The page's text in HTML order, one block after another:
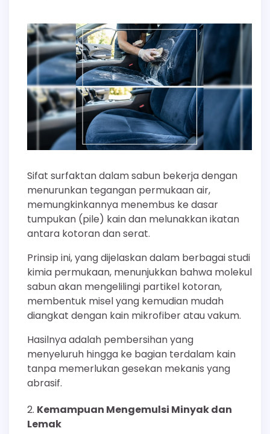
Sifat surfaktan dalam sabun bekerja dengan
menurunkan tegangan permukaan air,
memungkinkannya menembus ke dasar
tumpukan (pile) kain dan melunakkan ikatan
antara kotoran dan serat.
Prinsip ini, yang dijelaskan dalam berbagai studi
kimia permukaan, menunjukkan bahwa molekul
sabun akan mengelilingi partikel kotoran,
membentuk misel yang kemudian mudah
diangkat dengan kain mikrofiber atau vakum.
Hasilnya adalah pembersihan yang
menyeluruh hingga ke bagian terdalam kain
tanpa memerlukan gesekan mekanis yang
abrasif.
Kemampuan Mengemulsi Minyak dan
Lemak